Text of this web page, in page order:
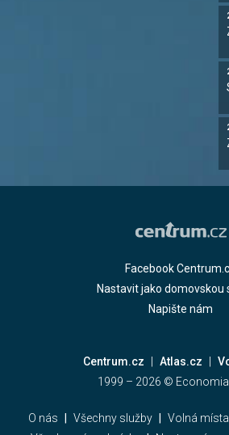
Facebook
Nastavit jako domovskou
Napište nám
Centrum.cz Atlas.cz
1999 – 2026 ©
O nás Všechny služby Volná místa